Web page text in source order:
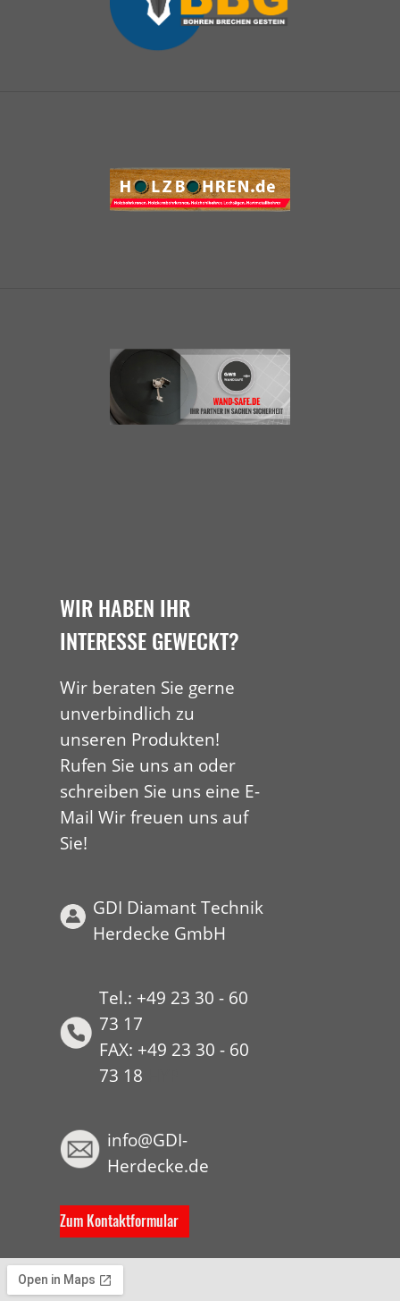
WIR HABEN IHR
INTERESSE GEWECKT?
Wir beraten Sie gerne
unverbindlich zu
unseren Produkten!
Rufen Sie uns an oder
schreiben Sie uns eine E-
Mail Wir freuen uns auf
Sie!
GDI Diamant Technik
Herdecke GmbH
Tel.: +49 23 30 - 60
73 17
FAX: +49 23 30 - 60
73 18
info@GDI-
Herdecke.de
Zum Kontaktformular